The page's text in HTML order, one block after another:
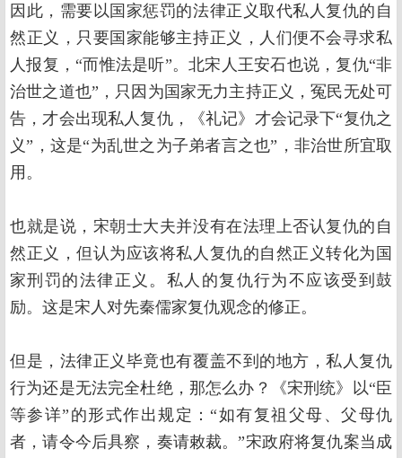
因此，需要以国家惩罚的法律正义取代私人复仇的自
然正义，只要国家能够主持正义，人们便不会寻求私
人报复，“而惟法是听”。北宋人王安石也说，复仇“非
治世之道也”，只因为国家无力主持正义，冤民无处可
告，才会出现私人复仇，《礼记》才会记录下“复仇之
义”，这是“为乱世之为子弟者言之也”，非治世所宜取
用。
也就是说，宋朝士大夫并没有在法理上否认复仇的自
然正义，但认为应该将私人复仇的自然正义转化为国
家刑罚的法律正义。私人的复仇行为不应该受到鼓
励。这是宋人对先秦儒家复仇观念的修正。
但是，法律正义毕竟也有覆盖不到的地方，私人复仇
行为还是无法完全杜绝，那怎么办？《宋刑统》以“臣
等参详”的形式作出规定：“如有复祖父母、父母仇
者，请令今后具察，奏请敕裁。”宋政府将复仇案当成